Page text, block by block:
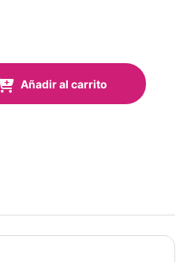
quantity
Añadir al carrito